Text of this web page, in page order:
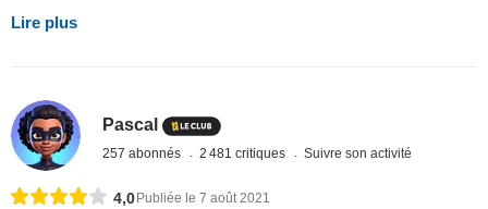
Lire plus
Pascal
257 abonnés 2 481 critiques Suivre son activité
4,0Publiée le 7 août 2021